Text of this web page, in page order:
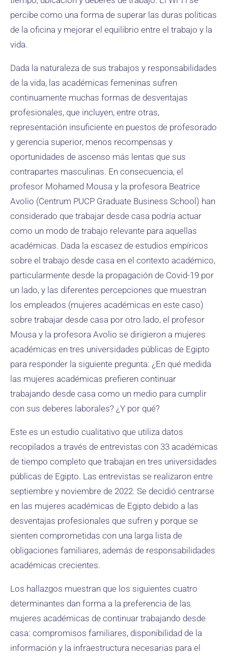
percibe como una forma de superar las duras políticas
de la oficina y mejorar el equilibrio entre el trabajo y la
vida.
Dada la naturaleza de sus trabajos y responsabilidades
de la vida, las académicas femeninas sufren
continuamente muchas formas de desventajas
profesionales, que incluyen, entre otras,
representación insuficiente en puestos de profesorado
y gerencia superior, menos recompensas y
oportunidades de ascenso más lentas que sus
contrapartes masculinas. En consecuencia, el
profesor Mohamed Mousa y la profesora Beatrice
Avolio (Centrum PUCP Graduate Business School) han
considerado que trabajar desde casa podría actuar
como un modo de trabajo relevante para aquellas
académicas. Dada la escasez de estudios empíricos
sobre el trabajo desde casa en el contexto académico,
particularmente desde la propagación de Covid-19 por
un lado, y las diferentes percepciones que muestran
los empleados (mujeres académicas en este caso)
sobre trabajar desde casa por otro lado, el profesor
Mousa y la profesora Avolio se dirigieron a mujeres
académicas en tres universidades públicas de Egipto
para responder la siguiente pregunta: ¿En qué medida
las mujeres académicas prefieren continuar
trabajando desde casa como un medio para cumplir
con sus deberes laborales? ¿Y por qué?
Este es un estudio cualitativo que utiliza datos
recopilados a través de entrevistas con 33 académicas
de tiempo completo que trabajan en tres universidades
públicas de Egipto. Las entrevistas se realizaron entre
septiembre y noviembre de 2022. Se decidió centrarse
en las mujeres académicas de Egipto debido a las
desventajas profesionales que sufren y porque se
sienten comprometidas con una larga lista de
obligaciones familiares, además de responsabilidades
académicas crecientes.
Los hallazgos muestran que los siguientes cuatro
determinantes dan forma a la preferencia de las
mujeres académicas de continuar trabajando desde
casa: compromisos familiares, disponibilidad de la
información y la infraestructura necesarias para el